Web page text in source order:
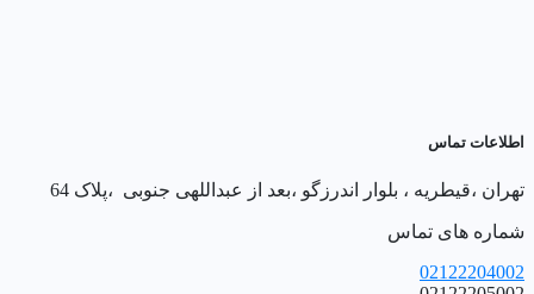
اطلاعات تماس
تهران ،قیطریه ، بلوار اندرزگو ،بعد از عبداللهی جنوبی ،پلاک 64
شماره های تماس
02122204002